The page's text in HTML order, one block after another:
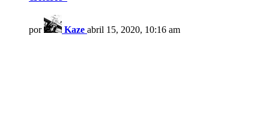
por Kaze abril 15, 2020, 10:16 am